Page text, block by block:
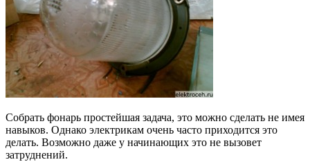
Собрать фонарь простейшая задача, это можно сделать не имея
навыков. Однако электрикам очень часто приходится это
делать. Возможно даже у начинающих это не вызовет
затруднений.